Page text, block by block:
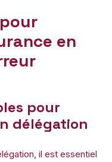
en
pour
délégation
il est essentiel